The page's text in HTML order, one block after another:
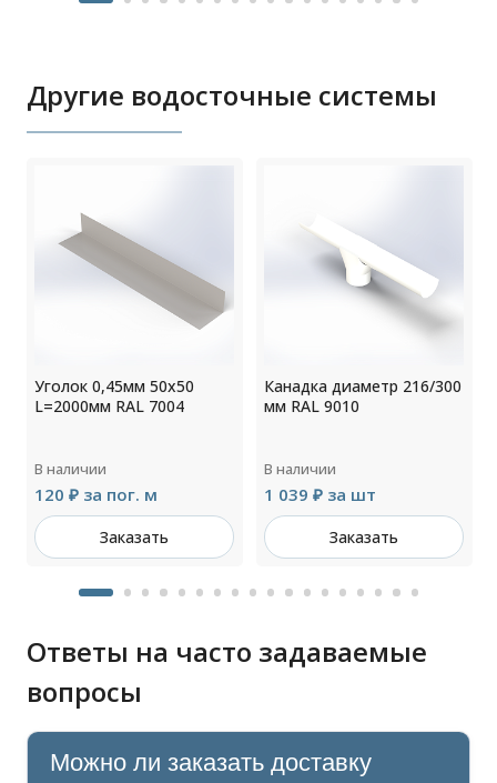
Другие водосточные системы
Уголок 0,45мм 50х50
L=2000мм RAL 7004
В наличии
120 ₽ за пог. м
Заказать
Канадка диаметр 216/300
мм RAL 9010
В наличии
1 039 ₽ за шт
Заказать
Ответы на часто задаваемые
вопросы
Можно ли заказать доставку